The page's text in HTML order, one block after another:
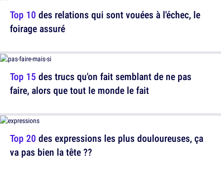
Top 10 des relations qui sont vouées à l'échec, le
foirage assuré
Top 20 des expressions les plus douloureuses, ça
va pas bien la tête ??
Top 15 des trucs qu'on fait semblant de ne pas
faire, alors que tout le monde le fait